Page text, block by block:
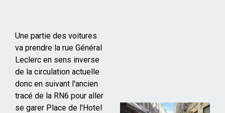
Une partie des voitures
va prendre la rue Général
Leclerc en sens inverse
de la circulation actuelle
donc en suivant l'ancien
tracé de la RN6 pour aller
se garer Place de l'Hotel